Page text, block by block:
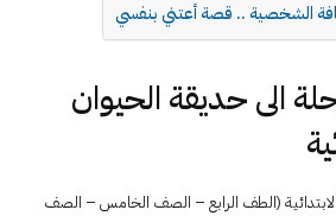
الشخصية .. قصة أعتني بنفسي
الى حديقة الحيوان
(الطف الرابع – الصف الخامس – الصف